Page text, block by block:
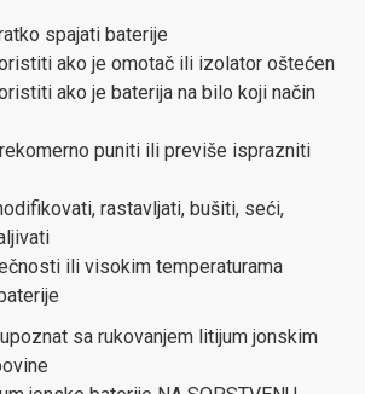
spajati baterije
ako je omotač ili izolator oštećen
ako je baterija na bilo koji način
puniti ili previše isprazniti
rastavljati, bušiti, seći,
ili visokim temperaturama
sa rukovanjem litijum jonskim